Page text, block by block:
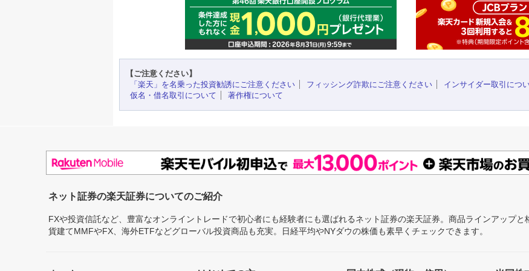
【ご注意ください】
「楽天」を名乗った投資勧誘にご注意ください
フィッシング詐欺にご注意ください インサイダー取引につ
仮名・借名取引について
著作権について
ネット証券の楽天証券についてのご紹介
FXや投資信託など、豊富なオンライントレードで初心者にも経験者にも選ばれるネット証券の楽天証券。商品ラインアップ
貨建てMMFやFX、海外ETFなどグローバル投資商品も充実。日経平均やNYダウの株価も素早くチェックできます。